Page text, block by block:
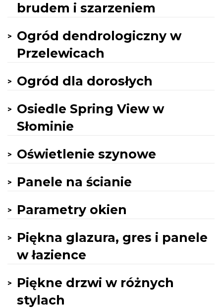
brudem i szarzeniem
Ogród dendrologiczny w
Przelewicach
Ogród dla dorosłych
Osiedle Spring View w
Słominie
Oświetlenie szynowe
Panele na ścianie
Parametry okien
Piękna glazura, gres i panele
w łazience
Piękne drzwi w różnych
stylach